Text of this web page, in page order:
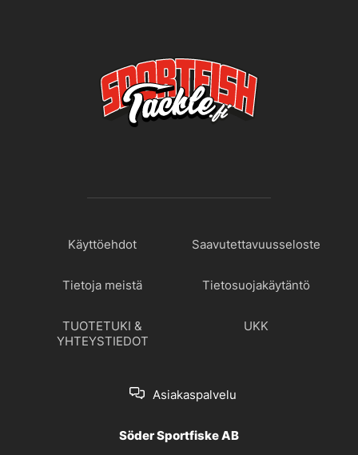
Käyttöehdot Saavutettavuusseloste
Tietoja meistä Tietosuojakäytäntö
TUOTETUKI &
YHTEYSTIEDOT
UKK
Asiakaspalvelu
Söder Sportfiske AB